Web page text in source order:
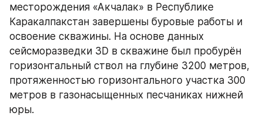
месторождения «Акчалак» в Республике
Каракалпакстан завершены буровые работы и
освоение скважины. На основе данных
сейсморазведки 3D в скважине был пробурён
горизонтальный ствол на глубине 3200 метров,
протяженностью горизонтального участка 300
метров в газонасыщенных песчаниках нижней
юры.